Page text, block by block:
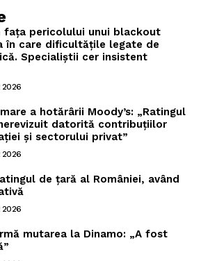
fața pericolului unui blackout
în care dificultățile legate de
Specialiștii cer insistent
a hotărârii Moody’s: „Ratingul
datorită contribuțiilor
și sectorului privat”
2026
de țară al României, având
2026
mutarea la Dinamo: „A fost